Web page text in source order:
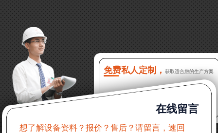
吗？
16分钟前 程先生：破碎生产线出个方案及报价，有什
么售后服务？
22分钟前 郑女士：想了解时产500吨锤破，加工石灰石
31分钟前 吴先生：成套石头破碎设备有吗？给个详细
产品资料
免费私人定制， 获取适合您的生产方案
在线留言
想了解设备资料？报价？售后？请留言，速回